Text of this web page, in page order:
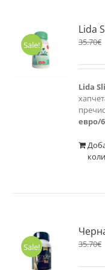
Sale!
Lida
35.70€
Lida
евро/
Sale! 35.70€